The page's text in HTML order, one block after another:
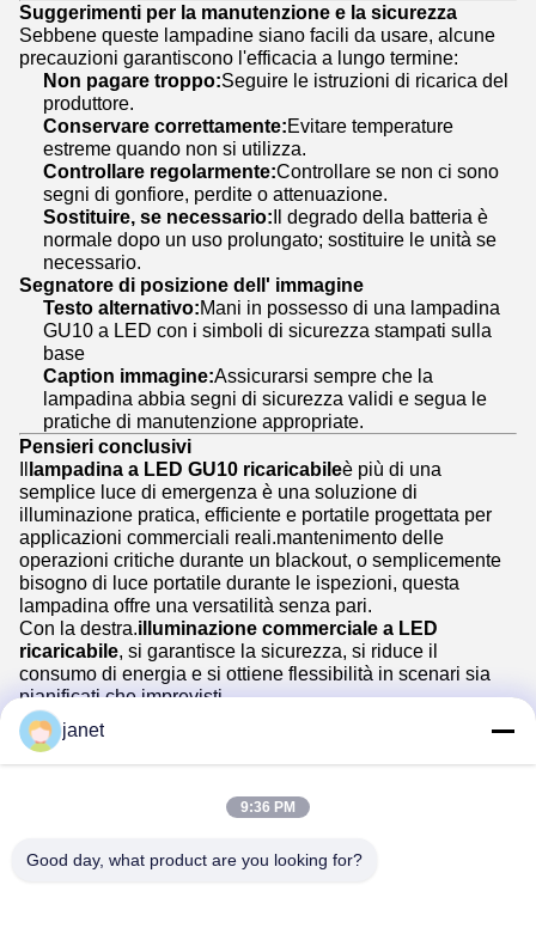
Suggerimenti per la manutenzione e la sicurezza
Sebbene queste lampadine siano facili da usare, alcune
precauzioni garantiscono l'efficacia a lungo termine:
Non pagare troppo:Seguire le istruzioni di ricarica del
produttore.
Conservare correttamente:Evitare temperature
estreme quando non si utilizza.
Controllare regolarmente:Controllare se non ci sono
segni di gonfiore, perdite o attenuazione.
Sostituire, se necessario:Il degrado della batteria è
normale dopo un uso prolungato; sostituire le unità se
necessario.
Segnatore di posizione dell' immagine
Testo alternativo:Mani in possesso di una lampadina
GU10 a LED con i simboli di sicurezza stampati sulla
base
Caption immagine:Assicurarsi sempre che la
lampadina abbia segni di sicurezza validi e segua le
pratiche di manutenzione appropriate.
Pensieri conclusivi
Illampadina a LED GU10 ricaricabileè più di una
semplice luce di emergenza è una soluzione di
illuminazione pratica, efficiente e portatile progettata per
applicazioni commerciali reali.mantenimento delle
operazioni critiche durante un blackout, o semplicemente
bisogno di luce portatile durante le ispezioni, questa
lampadina offre una versatilità senza pari.
Con la destra.illuminazione commerciale a LED
ricaricabile, si garantisce la sicurezza, si riduce il
consumo di energia e si ottiene flessibilità in scenari sia
pianificati che imprevisti.
Per le imprese che cercano
riserva con lampadine a LED GU10 ricaricabili
un investimento che continua a brillare letteralmente e
janet
9:36 PM
Good day, what product are you looking for?